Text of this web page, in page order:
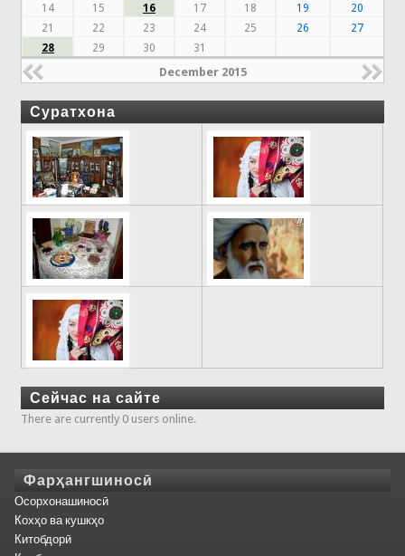
14
15 16 17 18 19
20
21
22 23 24 25 26
27
28
29 30 31
December 2015
Суратхона
Сейчас на сайте
There are currently 0 users online.
Фарҳангшиносӣ
Осорхонашиносӣ
Кохҳо ва кушкҳо
Китобдорӣ